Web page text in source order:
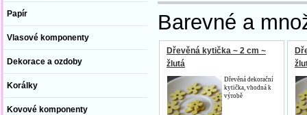
Papír
Vlasové komponenty
Dekorace a ozdoby
Korálky
Kovové komponenty
Barevné a
Dřevěná kytička ~ 2 cm ~
žlutá
Dřevěná dekorační
kytička, vhodná k
výrobě